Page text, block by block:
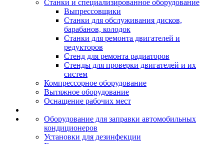
Станки и специализированное оборудование
Выпрессовщики
Станки для обслуживания дисков,
барабанов, колодок
Станки для ремонта двигателей и
редукторов
Стенд для ремонта радиаторов
Стенды для проверки двигателей и их
систем
Компрессорное оборудование
Вытяжное оборудование
Оснащение рабочих мест
Оборудование для заправки автомобильных
кондиционеров
Установки для дезинфекции